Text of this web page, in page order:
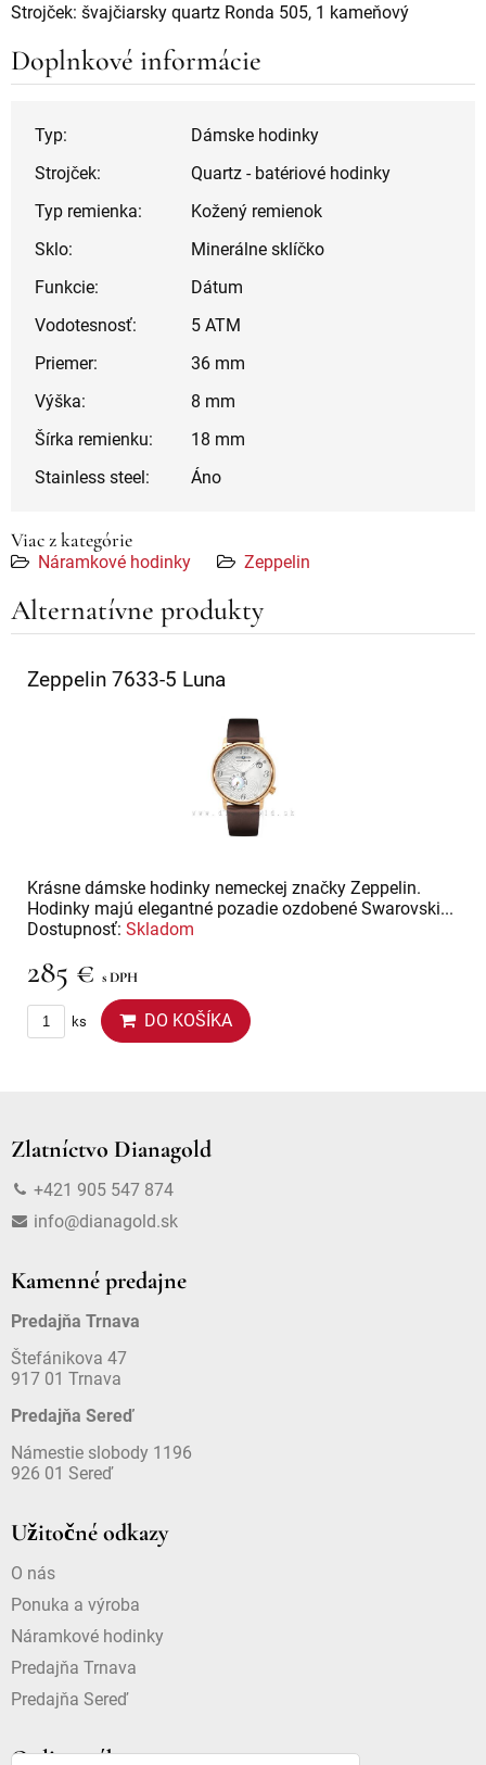
Strojček: švajčiarsky quartz Ronda 505, 1 kameňový
Doplnkové informácie
Typ:
Dámske hodinky
Strojček:
Quartz - batériové hodinky
Typ remienka:
Kožený remienok
Sklo:
Minerálne sklíčko
Funkcie:
Dátum
Vodotesnosť:
5 ATM
Priemer:
36 mm
Výška:
8 mm
Šírka remienku:
18 mm
Stainless steel:
Áno
Viac z kategórie
Náramkové hodinky Zeppelin
Alternatívne produkty
Zeppelin 7633-5 Luna
Krásne dámske hodinky nemeckej značky Zeppelin.
Hodinky majú elegantné pozadie ozdobené Swarovski...
Dostupnosť: Skladom
285 € s DPH
ks DO KOŠÍKA
Zlatníctvo Dianagold
+421 905 547 874
info@dianagold.sk
Kamenné predajne
Predajňa Trnava
Štefánikova 47
917 01 Trnava
Predajňa Sereď
Námestie slobody 1196
926 01 Sereď
Užitočné odkazy
O nás
Ponuka a výroba
Náramkové hodinky
Predajňa Trnava
Predajňa Sereď
Online nákup